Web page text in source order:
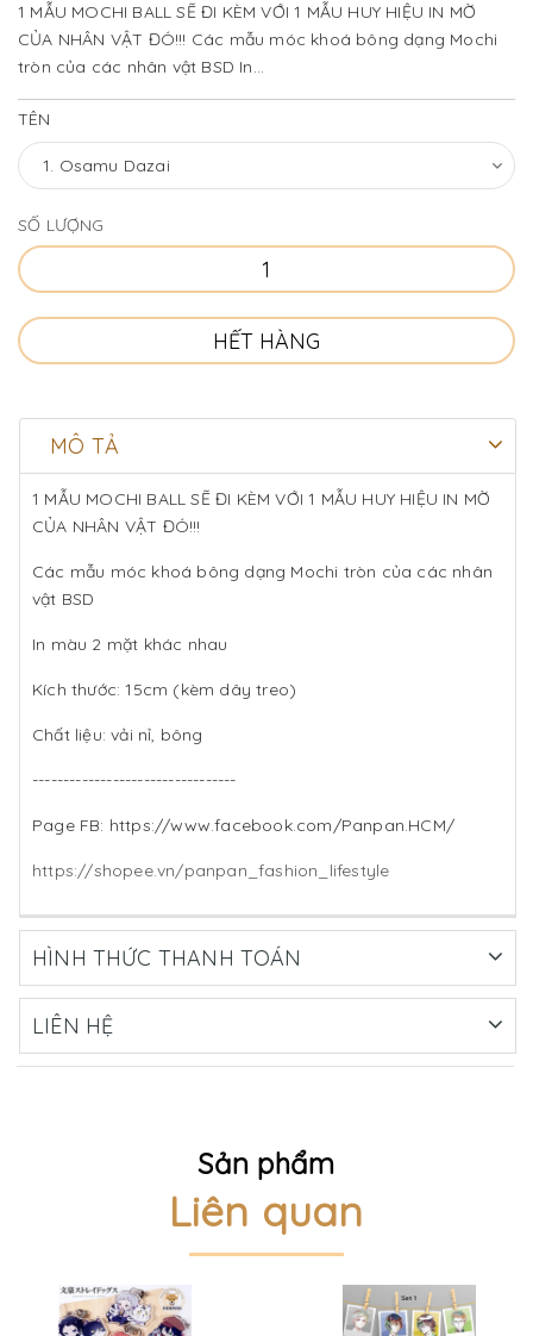
1 MẪU MOCHI BALL SẼ ĐI KÈM VỚI 1 MẪU HUY HIỆU IN MỜ
CỦA NHÂN VẬT ĐÓ!!! Các mẫu móc khoá bông dạng Mochi
tròn của các nhân vật BSD In...
TÊN
SỐ LƯỢNG
HẾT HÀNG
MÔ TẢ
1 MẪU MOCHI BALL SẼ ĐI KÈM VỚI 1 MẪU HUY HIỆU IN MỜ
CỦA NHÂN VẬT ĐÓ!!!
Các mẫu móc khoá bông dạng Mochi tròn của các nhân
vật BSD
In màu 2 mặt khác nhau
Kích thước: 15cm (kèm dây treo)
Chất liệu: vải nỉ, bông
---------------------------------
Page FB: https://www.facebook.com/Panpan.HCM/
https://shopee.vn/panpan_fashion_lifestyle
HÌNH THỨC THANH TOÁN
LIÊN HỆ
Sản phẩm
Liên quan